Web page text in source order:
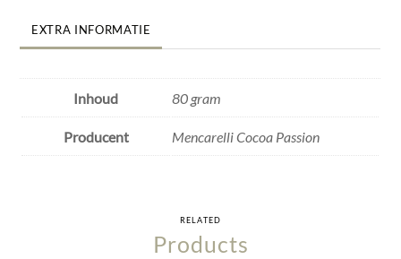
EXTRA INFORMATIE
Inhoud 80 gram
Producent Mencarelli Cocoa Passion
RELATED
Products